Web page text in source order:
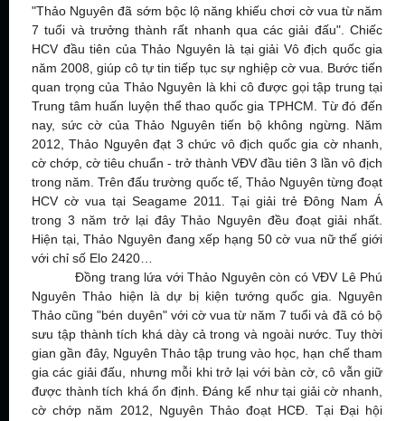
"Thảo Nguyên đã sớm bộc lộ năng khiếu chơi cờ vua từ năm
7 tuổi và trưởng thành rất nhanh qua các giải đấu". Chiếc
HCV đầu tiên của Thảo Nguyên là tại giải Vô địch quốc gia
năm 2008, giúp cô tự tin tiếp tục sự nghiệp cờ vua. Bước tiến
quan trọng của Thảo Nguyên là khi cô được gọi tập trung tại
Trung tâm huấn luyện thể thao quốc gia TPHCM. Từ đó đến
nay, sức cờ của Thảo Nguyên tiến bộ không ngừng. Năm
2012, Thảo Nguyên đạt 3 chức vô địch quốc gia cờ nhanh,
cờ chớp, cờ tiêu chuẩn - trở thành VĐV đầu tiên 3 lần vô địch
trong năm. Trên đấu trường quốc tế, Thảo Nguyên từng đoạt
HCV cờ vua tại Seagame 2011. Tại giải trẻ Đông Nam Á
trong 3 năm trở lại đây Thảo Nguyên đều đoạt giải nhất.
Hiện tại, Thảo Nguyên đang xếp hạng 50 cờ vua nữ thế giới
với chỉ số Elo 2420…
Đồng trang lứa với Thảo Nguyên còn có VĐV Lê Phú
Nguyên Thảo hiện là dự bị kiện tướng quốc gia. Nguyên
Thảo cũng "bén duyên" với cờ vua từ năm 7 tuổi và đã có bộ
sưu tập thành tích khá dày cả trong và ngoài nước. Tuy thời
gian gần đây, Nguyên Thảo tập trung vào học, hạn chế tham
gia các giải đấu, nhưng mỗi khi trở lại với bàn cờ, cô vẫn giữ
được thành tích khá ổn định. Đáng kể như tại giải cờ nhanh,
cờ chớp năm 2012, Nguyên Thảo đoạt HCĐ. Tại Đại hội